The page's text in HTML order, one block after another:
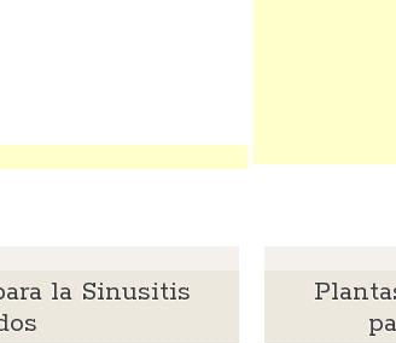
la Sinusitis